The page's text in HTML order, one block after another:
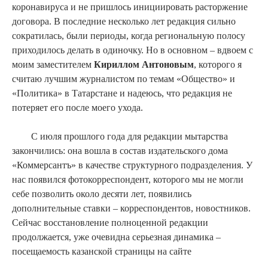
коронавируса и не пришлось инициировать расторжение
договора. В последние несколько лет редакция сильно
сократилась, были периоды, когда региональную полосу
приходилось делать в одиночку. Но в основном – вдвоем с
моим заместителем Кириллом Антоновым, которого я
считаю лучшим журналистом по темам «Общество» и
«Политика» в Татарстане и надеюсь, что редакция не
потеряет его после моего ухода.
С июля прошлого года для редакции мытарства
закончились: она вошла в состав издательского дома
«Коммерсантъ» в качестве структурного подразделения. У
нас появился фотокорреспондент, которого мы не могли
себе позволить около десяти лет, появились
дополнительные ставки – корреспондентов, новостников.
Сейчас восстановление полноценной редакции
продолжается, уже очевидна серьезная динамика –
посещаемость казанской страницы на сайте